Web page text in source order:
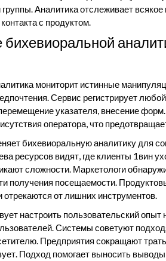
Аналитика отслеживает всякое
с продуктом.
мониторит истинные
Сервис регистрирует
указателя, внесение
оператора, что
бихевиоральную аналитику для
ресурсов видят, где клиенты 1вин
сложности. Маркетологи
получения посещаемости.
отрекаются от лишних инструментов.
настроить пользовательский
Системы советуют
Предприятия сокращают
Подход помогает выносить